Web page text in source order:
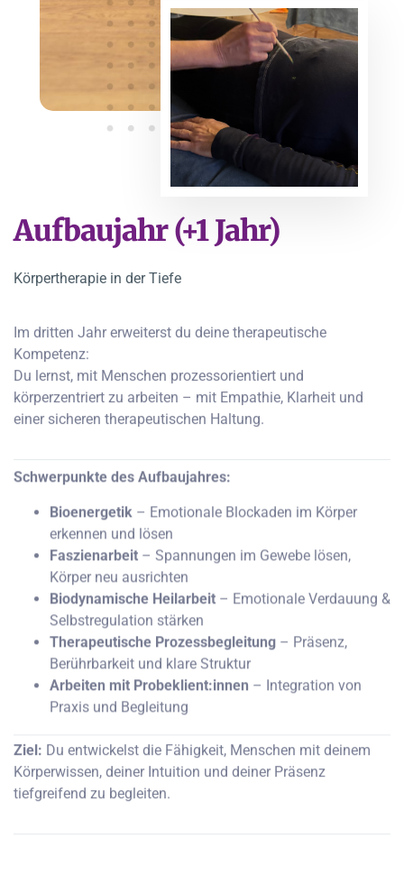
Aufbaujahr (+1 Jahr)
Körpertherapie in der Tiefe
Im dritten Jahr erweiterst du deine therapeutische
Kompetenz:
Du lernst, mit Menschen prozessorientiert und
körperzentriert zu arbeiten – mit Empathie, Klarheit und
einer sicheren therapeutischen Haltung.
Schwerpunkte des Aufbaujahres:
Bioenergetik – Emotionale Blockaden im Körper
erkennen und lösen
Faszienarbeit – Spannungen im Gewebe lösen,
Körper neu ausrichten
Biodynamische Heilarbeit – Emotionale Verdauung &
Selbstregulation stärken
Therapeutische Prozessbegleitung – Präsenz,
Berührbarkeit und klare Struktur
Arbeiten mit Probeklient:innen – Integration von
Praxis und Begleitung
Ziel: Du entwickelst die Fähigkeit, Menschen mit deinem
Körperwissen, deiner Intuition und deiner Präsenz
tiefgreifend zu begleiten.